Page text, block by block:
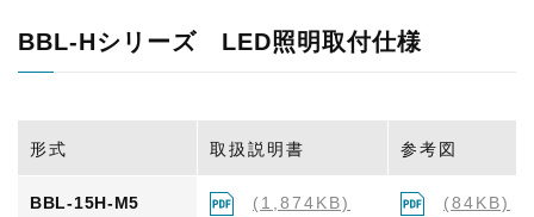
BB-20H-M6 (1,874KB)
BB-30H-M6 (1,874KB) (93KB)
BB-35H-M6 (1,874KB) (92KB)
BBL-Hシリーズ LED照明取付仕様
形式 取扱説明書 参考図
BBL-15H-M5 (1,874KB) (84KB)